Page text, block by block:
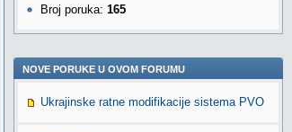
Broj poruka: 165
NOVE PORUKE U OVOM FORUMU
Ukrajinske ratne modifikacije sistema PVO